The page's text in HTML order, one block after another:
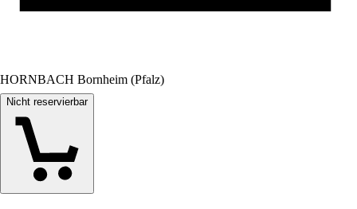
HORNBACH Bornheim (Pfalz)
Nicht reservierbar